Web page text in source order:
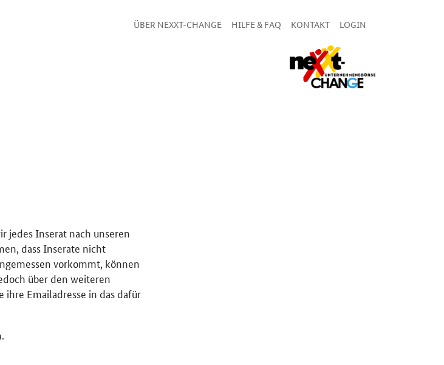
ÜBER NEXXT-CHANGE HILFE & FAQ KONTAKT LOGIN
jedes Inserat nach unseren
dass Inserate nicht
vorkommt, können
über den weiteren
Emailadresse in das dafür